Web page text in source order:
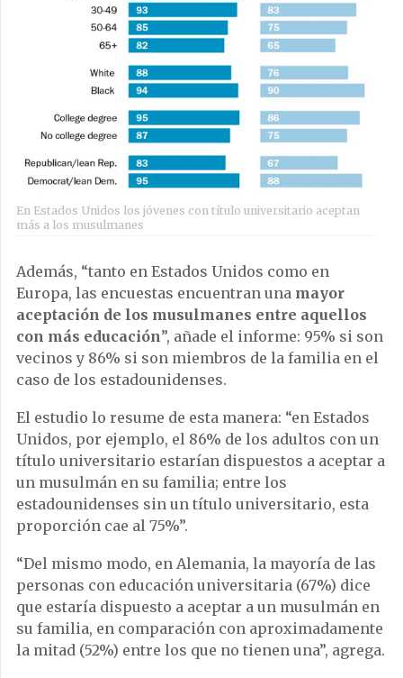
En Estados Unidos los jóvenes con título universitario aceptan
más a los musulmanes
Además, “tanto en Estados Unidos como en
Europa, las encuestas encuentran una mayor
aceptación de los musulmanes entre aquellos
con más educación”, añade el informe: 95% si son
vecinos y 86% si son miembros de la familia en el
caso de los estadounidenses.
El estudio lo resume de esta manera: “en Estados
Unidos, por ejemplo, el 86% de los adultos con un
título universitario estarían dispuestos a aceptar a
un musulmán en su familia; entre los
estadounidenses sin un título universitario, esta
proporción cae al 75%”.
“Del mismo modo, en Alemania, la mayoría de las
personas con educación universitaria (67%) dice
que estaría dispuesto a aceptar a un musulmán en
su familia, en comparación con aproximadamente
la mitad (52%) entre los que no tienen una”, agrega.